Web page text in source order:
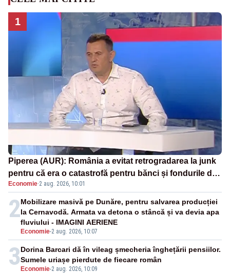
1
Piperea (AUR): România a evitat retrogradarea la junk
pentru că era o catastrofă pentru bănci și fondurile de
pensii
Economie·2 aug. 2026, 10:01
2
Economie-2 aug. 2026, 10:07
Mobilizare masivă pe Dunăre, pentru salvarea producției
la Cernavodă. Armata va detona o stâncă și va devia apa
fluviului - IMAGINI AERIENE
3Economie-2 aug. 2026, 10:09
Dorina Barcari dă în vileag șmecheria înghețării pensiilor.
Sumele uriașe pierdute de fiecare român